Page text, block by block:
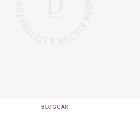
BLOGGAR